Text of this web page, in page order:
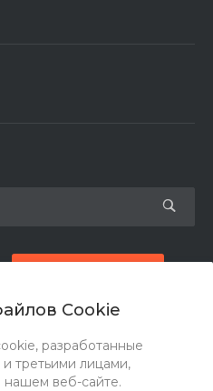
Cookie
разработанные
третьими лицами,
нашем веб-сайте.
opora.ru
ул. 7-я Парковая, 24